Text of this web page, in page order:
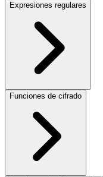
Expresiones regulares
Funciones de cifrado